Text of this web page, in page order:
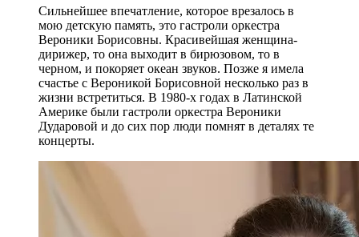
Сильнейшее впечатление, которое врезалось в
мою детскую память, это гастроли оркестра
Вероники Борисовны. Красивейшая женщина-
дирижер, то она выходит в бирюзовом, то в
черном, и покоряет океан звуков. Позже я имела
счастье с Вероникой Борисовной несколько раз в
жизни встретиться. В 1980-х годах в Латинской
Америке были гастроли оркестра Вероники
Дударовой и до сих пор люди помнят в деталях те
концерты.